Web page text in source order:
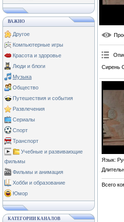
ВАЖНО
Другое
Компьютерные игры
Красота и здоровье
Люди и блоги
Музыка
Общество
Путешествия и события
Развлечения
Сериалы
Спорт
Транспорт
Учебные и развивающие
фильмы
Фильмы и анимация
Хобби и образование
Юмор
КАТЕГОРИИ КАНАЛОВ
Сирень
Язык:
Всего